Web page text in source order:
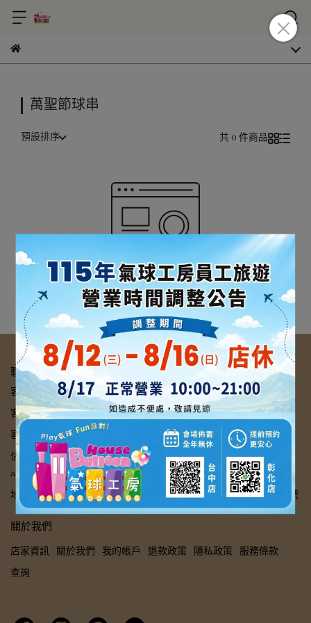
萬聖節球串
預設排序 共 0 件商品
很抱歉，無商品符合篩選條件
請重新輸入篩選
聯絡資訊
客服專線：【台中】04-22231510【彰化】04-7225950
客服傳真：【台中】04-22232955【彰化】04-7225960
客服時間：【台中】10:00-21:00【彰化】10:00-21:00
信箱：【台中】we17play79@yahoo.com.tw【彰化】
a7225950@gmail.com
地址：【台中】 台中市中區公園路43號【彰化】彰化市中華路236號
關於我們
店家資訊 關於我們 我的帳戶 退款政策 隱私政策
服務條款
查詢